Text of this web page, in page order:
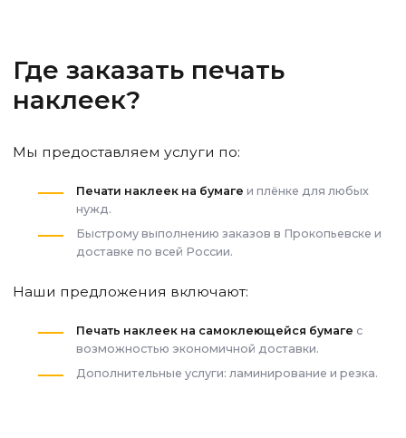
Где заказать печать
наклеек?
Мы предоставляем услуги по:
Печати наклеек на бумаге и плёнке для любых
нужд.
Быстрому выполнению заказов в Прокопьевске и
доставке по всей России.
Наши предложения включают:
Печать наклеек на самоклеющейся бумаге с
возможностью экономичной доставки.
Дополнительные услуги: ламинирование и резка.